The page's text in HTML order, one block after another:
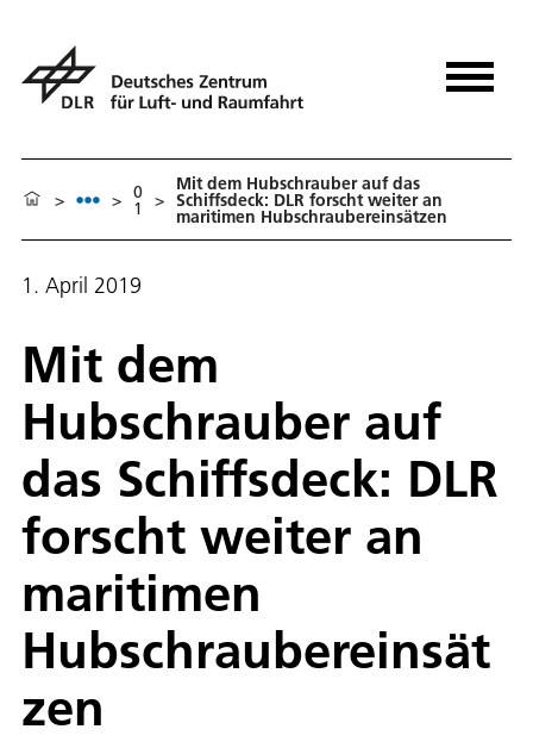
> > 0
1 >
Mit dem Hubschrauber auf das
Schiffsdeck: DLR forscht weiter an
maritimen Hubschraubereinsätzen
1. April 2019
Mit dem
Hubschrauber auf
das Schiffsdeck: DLR
forscht weiter an
maritimen
Hubschraubereinsät
zen